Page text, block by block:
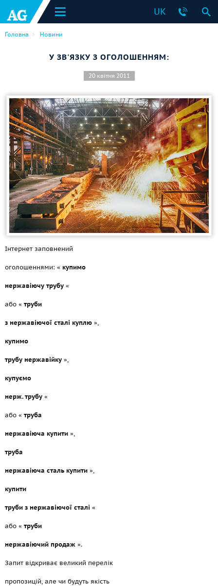
UK
Головна Новини
У ЗВ'ЯЗКУ З ОГОЛОШЕННЯМ:
20 квітня 2011
Інтернет заповнений
оголошеннями: « купимо
нержавіючу трубу «
або « труби
з нержавіючої сталі куплю »,
купимо
трубу нержавійку »,
купуємо
нерж. трубу «
або « труба
нержавіюча купити »,
труба
нержавіюча сталь купити »,
купити
труби з нержавіючої сталі «
або « труби
нержавіючий продаж ».
Запит відкриває великий перелік
пропозицій, але чи будуть якість